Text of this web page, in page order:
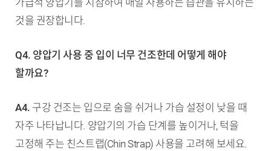
것을 권장합니다.
Q4. 양압기 사용 중 입이 너무 건조한데 어떻게 해야
할까요?
A4. 구강 건조는 입으로 숨을 쉬거나 가습 설정이 낮을 때
자주 나타납니다. 양압기의 가습 단계를 높이거나, 턱을
고정해 주는 친스트랩(Chin Strap) 사용을 고려해 보세요.